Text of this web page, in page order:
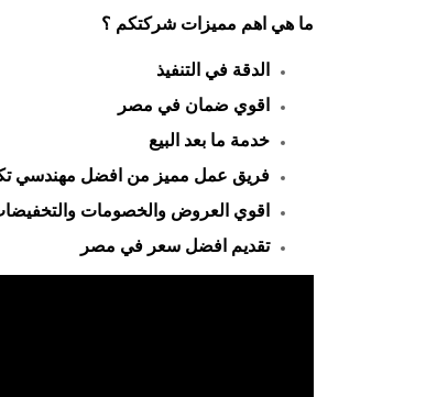
ما هي اهم مميزات شركتكم ؟
الدقة في التنفيذ
اقوي ضمان في مصر
خدمة ما بعد البيع
فريق عمل مميز من افضل مهندسي
اقوي العروض والخصومات
تقديم افضل سعر في مصر